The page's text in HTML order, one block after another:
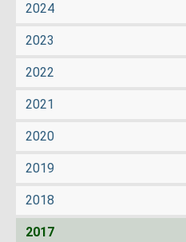
2024
2023
2022
2021
2020
2019
2018
2017